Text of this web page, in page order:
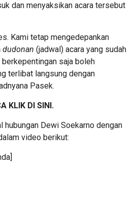
dan menyaksikan acara tersebut
Kami tetap mengedepankan
dudonan (jadwal) acara yang sudah
berkepentingan saja boleh
terlibat langsung dengan
Pasek.
KLIK DI SINI.
hubungan Dewi Soekarno dengan
video berikut: